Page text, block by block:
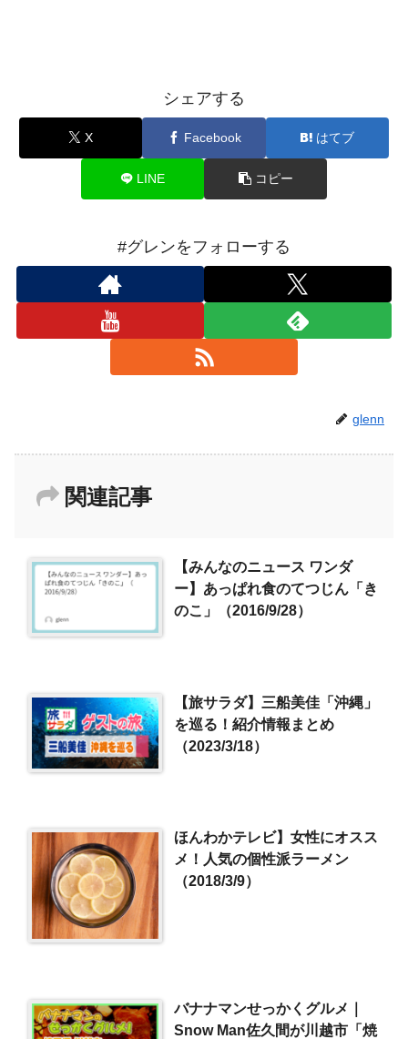
シェアする
X Facebook はてブ
LINE コピー
#グレンをフォローする
glenn
関連記事
【みんなのニュース ワンダ
ー】あっぱれ食のてつじん「き
のこ」（2016/9/28）
【旅サラダ】三船美佳「沖縄」
を巡る！紹介情報まとめ
（2023/3/18）
ほんわかテレビ】女性にオスス
メ！人気の個性派ラーメン
（2018/3/9）
バナナマンせっかくグルメ｜
Snow Man佐久間が川越市「焼